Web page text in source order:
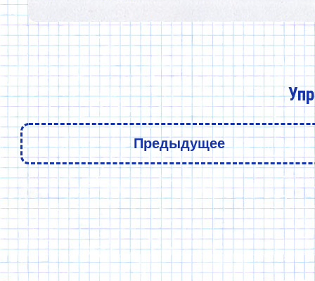
Предыдущее